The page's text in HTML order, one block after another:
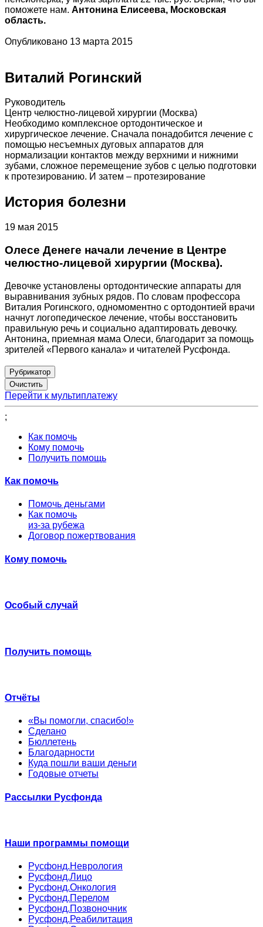
поможете нам. Антонина Елисеева, Московская
область.
Опубликовано 13 марта 2015
Виталий Рогинский
Руководитель
Центр челюстно-лицевой хирургии (Москва)
Необходимо комплексное ортодонтическое и
хирургическое лечение. Сначала понадобится лечение с
помощью несъемных дуговых аппаратов для
нормализации контактов между верхними и нижними
зубами, сложное перемещение зубов с целью подготовки
к протезированию. И затем – протезирование
История болезни
19 мая 2015
Олесе Денеге начали лечение в Центре
челюстно-лицевой хирургии (Москва).
Девочке установлены ортодонтические аппараты для
выравнивания зубных рядов. По словам профессора
Виталия Рогинского, одномоментно с ортодонтией врачи
начнут логопедическое лечение, чтобы восстановить
правильную речь и социально адаптировать девочку.
Антонина, приемная мама Олеси, благодарит за помощь
зрителей «Первого канала» и читателей Русфонда.
Рубрикатор
Перейти к мультиплатежу
;
Как помочь
Кому помочь
Получить помощь
Как помочь
Помочь деньгами
Как помочь
из-за рубежа
Договор пожертвования
Кому помочь
Особый случай
Получить помощь
Отчёты
«Вы помогли, спасибо!»
Сделано
Бюллетень
Благодарности
Куда пошли ваши деньги
Годовые отчеты
Рассылки Русфонда
Наши программы помощи
Русфонд.Неврология
Русфонд.Лицо
Русфонд.Онкология
Русфонд.Перелом
Русфонд.Позвоночник
Русфонд.Реабилитация